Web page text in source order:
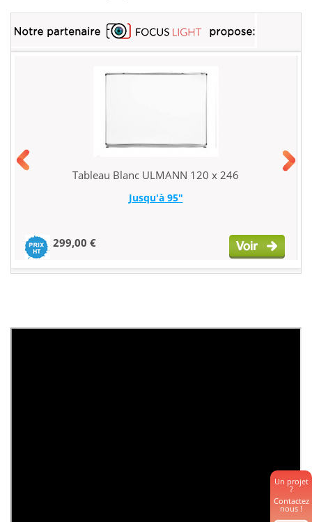
Un projet
?
Contactez
nous !
Tableau Blanc ULMANN 120 x 246
Jusqu'à 95"
299,00 €